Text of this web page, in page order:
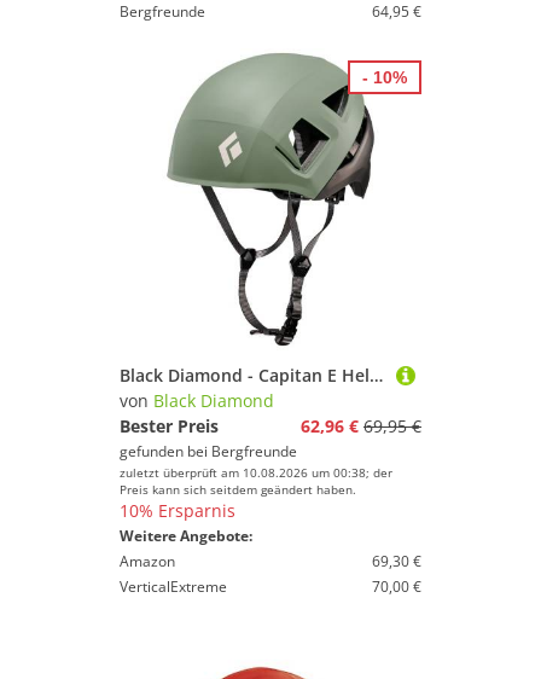
Bergfreunde
64,95 €
Black Diamond - Capitan E Helmet - Kletterhelm Gr S/M - 53-59 cm bunt
von Black Diamond
Bester Preis
62,96 € 69,95 €
gefunden bei Bergfreunde
zuletzt überprüft am 10.08.2026 um 00:38; der
Preis kann sich seitdem geändert haben.
10% Ersparnis
Weitere Angebote:
Amazon
69,30 €
VerticalExtreme
70,00 €
- 10%